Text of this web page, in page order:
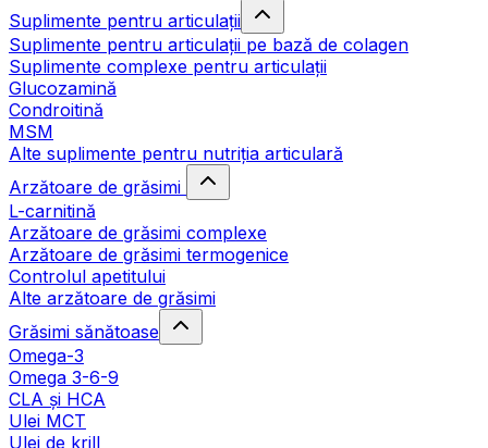
Suplimente pentru articulații
Suplimente pentru articulații pe bază de colagen
Suplimente complexe pentru articulații
Glucozamină
Condroitină
MSM
Alte suplimente pentru nutriția articulară
Arzătoare de grăsimi
L-carnitină
Arzătoare de grăsimi complexe
Arzătoare de grăsimi termogenice
Controlul apetitului
Alte arzătoare de grăsimi
Grăsimi sănătoase
Omega-3
Omega 3-6-9
CLA şi HCA
Ulei MCT
Ulei de krill